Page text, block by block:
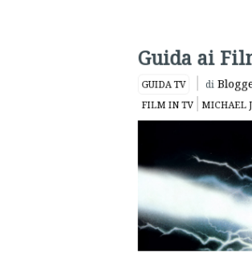
Dedicata a chi
ORARIO, la guida ai
seconda.
Because the